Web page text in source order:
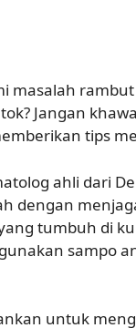
masalah
Jangan
tips
ahli dari
dengan
tumbuh di
sampo
untuk